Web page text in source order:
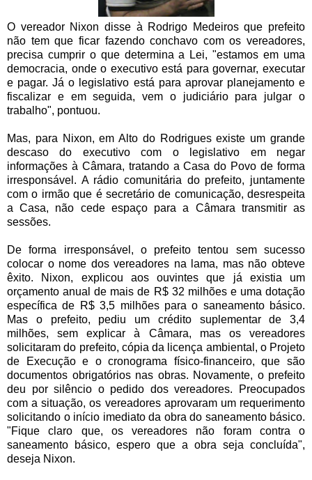
O vereador Nixon disse à Rodrigo Medeiros que prefeito
não tem que ficar fazendo conchavo com os vereadores,
precisa cumprir o que determina a Lei, "estamos em uma
democracia, onde o executivo está para governar, executar
e pagar. Já o legislativo está para aprovar planejamento e
fiscalizar e em seguida, vem o judiciário para julgar o
trabalho", pontuou.
Mas, para Nixon, em Alto do Rodrigues existe um grande
descaso do executivo com o legislativo em negar
informações à Câmara, tratando a Casa do Povo de forma
irresponsável. A rádio comunitária do prefeito, juntamente
com o irmão que é secretário de comunicação, desrespeita
a Casa, não cede espaço para a Câmara transmitir as
sessões.
De forma irresponsável, o prefeito tentou sem sucesso
colocar o nome dos vereadores na lama, mas não obteve
êxito. Nixon, explicou aos ouvintes que já existia um
orçamento anual de mais de R$ 32 milhões e uma dotação
específica de R$ 3,5 milhões para o saneamento básico.
Mas o prefeito, pediu um crédito suplementar de 3,4
milhões, sem explicar à Câmara, mas os vereadores
solicitaram do prefeito, cópia da licença ambiental, o Projeto
de Execução e o cronograma físico-financeiro, que são
documentos obrigatórios nas obras. Novamente, o prefeito
deu por silêncio o pedido dos vereadores. Preocupados
com a situação, os vereadores aprovaram um requerimento
solicitando o início imediato da obra do saneamento básico.
"Fique claro que, os vereadores não foram contra o
saneamento básico, espero que a obra seja concluída",
deseja Nixon.